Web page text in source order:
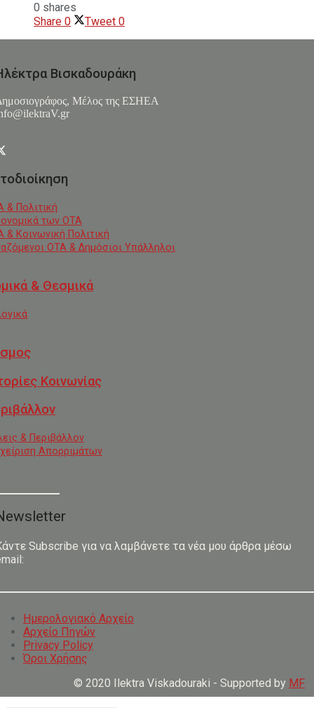
0 shares
Share 0 Tweet 0
Βισκαδουράκη
Μέλος της ΕΣHΕΑ
& Πολιτική
των ΟΤΑ
& Κοινωνική Πολιτική
ΟΤΑ & Δημόσιοι Υπάλληλοι
& Θεσμικά
Κοινωνίας
& Περιβάλλον
Απορριμάτων
Subscribe για να λαμβάνετε τα νέα μου άρθρα μέσω
Ημερολογιακό Αρχείο
Αρχείο Πηγών
Privacy Policy
Όροι Χρήσης
© 2020 Ilektra Viskadouraki - Supported by MF